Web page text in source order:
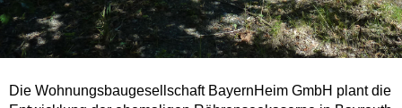
Die Wohnungsbaugesellschaft BayernHeim GmbH plant die